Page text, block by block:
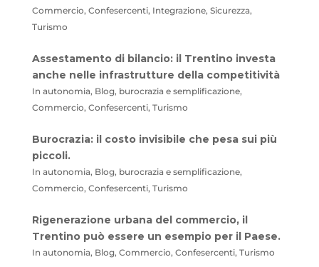
Commercio, Confesercenti, Integrazione, Sicurezza,
Turismo
Assestamento di bilancio: il Trentino investa
anche nelle infrastrutture della competitività
In autonomia, Blog, burocrazia e semplificazione,
Commercio, Confesercenti, Turismo
Burocrazia: il costo invisibile che pesa sui più
piccoli.
In autonomia, Blog, burocrazia e semplificazione,
Commercio, Confesercenti, Turismo
Rigenerazione urbana del commercio, il
Trentino può essere un esempio per il Paese.
In autonomia, Blog, Commercio, Confesercenti, Turismo